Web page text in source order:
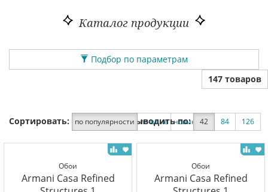
Каталог продукции
Подбор по параметрам
147 товаров
Сортировать: по популярности по цене новинки по скидке
Выводить по: 42 84 126
Обои
Armani Casa Refined
Обои
Armani Casa Refined